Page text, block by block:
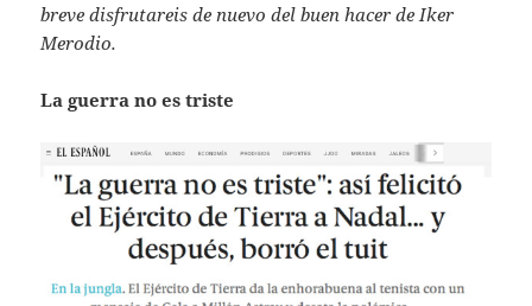
breve disfrutareis de nuevo del buen hacer de Iker
Merodio.
La guerra no es triste